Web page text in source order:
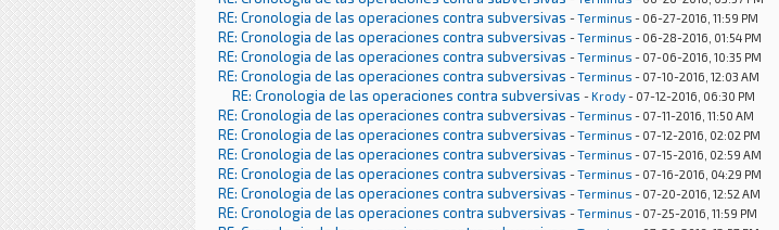
RE: Cronologia de las operaciones contra subversivas -Terminus - 06-27-2016, 11:59 PM
RE: Cronologia de las operaciones contra subversivas -Terminus - 06-28-2016, 01:54 PM
RE: Cronologia de las operaciones contra subversivas -Terminus - 07-06-2016, 10:35 PM
RE: Cronologia de las operaciones contra subversivas -Terminus - 07-10-2016, 12:03 AM
RE: Cronologia de las operaciones contra subversivas - Krody- 07-12-2016, 06:30 PM
RE: Cronologia de las operaciones contra subversivas -Terminus - 07-11-2016, 11:50 AM
RE: Cronologia de las operaciones contra subversivas -Terminus - 07-12-2016, 02:02 PM
RE: Cronologia de las operaciones contra subversivas -Terminus - 07-15-2016, 02:59 AM
RE: Cronologia de las operaciones contra subversivas -Terminus - 07-16-2016, 04:29 PM
RE: Cronologia de las operaciones contra subversivas -Terminus - 07-20-2016, 12:52 AM
RE: Cronologia de las operaciones contra subversivas -Terminus - 07-25-2016, 11:59 PM